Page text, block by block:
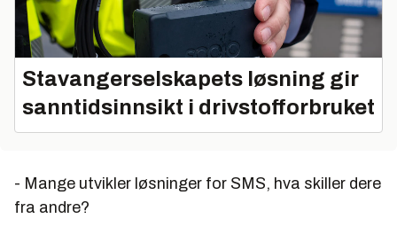
Stavangerselskapets løsning gir
sanntidsinnsikt i drivstofforbruket
- Mange utvikler løsninger for SMS, hva skiller dere
fra andre?